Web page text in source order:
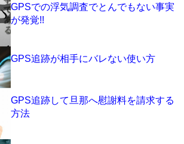
GPSでの浮気調査でとんでもない事実
が発覚!!
GPS追跡が相手にバレない使い方
GPS追跡して旦那へ慰謝料を請求する
方法